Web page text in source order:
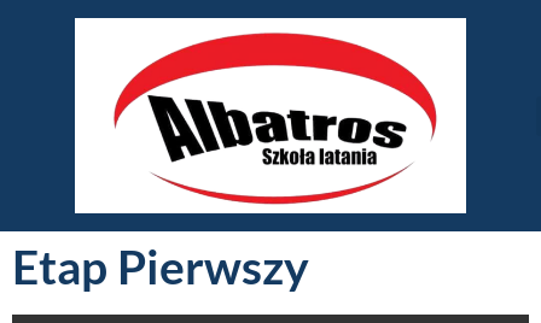
Etap Pierwszy